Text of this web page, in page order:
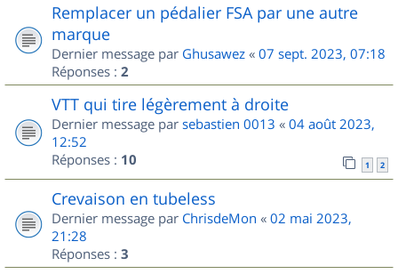
Remplacer un pédalier FSA par une autre
marque
Dernier message par Ghusawez « 07 sept. 2023, 07:18
Réponses : 2
VTT qui tire légèrement à droite
Dernier message par sebastien 0013 « 04 août 2023,
12:52
Réponses : 10 1 2
Crevaison en tubeless
Dernier message par ChrisdeMon « 02 mai 2023,
21:28
Réponses : 3